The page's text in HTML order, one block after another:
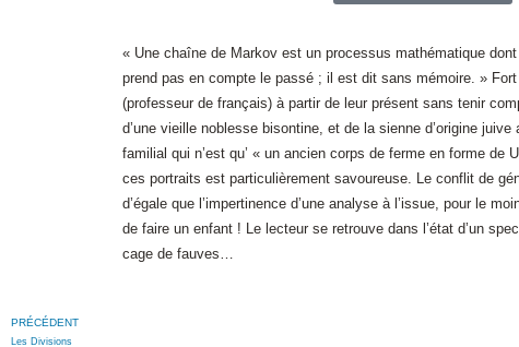
« Une chaîne de Markov est un processus mathématique
prend pas en compte le passé ; il est dit sans mémoire. »
(professeur de français) à partir de leur présent sans tenir
d’une vieille noblesse bisontine, et de la sienne d’origine
familial qui n’est qu’ « un ancien corps de ferme en forme
ces portraits est particulièrement savoureuse. Le conflit de
d’égale que l’impertinence d’une analyse à l’issue, pour le
de faire un enfant ! Le lecteur se retrouve dans l’état d’un
cage de fauves…
PRÉCÉDENT
Les Divisions